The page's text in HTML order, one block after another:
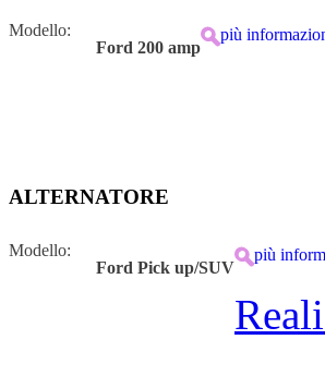
Modello:
Ford 200 amp
più
ALTERNATORE
Modello:
Ford Pick up/SUV
più